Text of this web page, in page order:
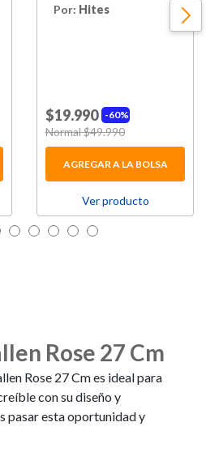
Por: Hites
60%
$19.990
Price reduced from
Normal $49.990
AGREGAR A LA BOLSA
Ver producto
Rose 27 Cm
Rose 27 Cm es ideal para
con su diseño y
pasar esta oportunidad y